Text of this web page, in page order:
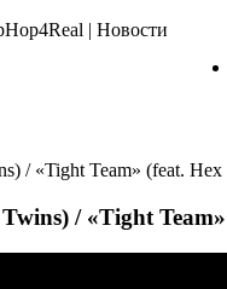
/ «Tight Team» (feat. Hex
/ «Tight
| Новости